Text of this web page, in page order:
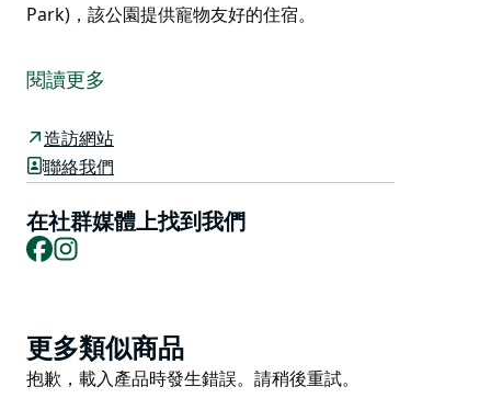
Park)，該公園提供寵物友好的住宿。
3 月開業，是當地人和帶著狗狗同伴的遊客的熱門去處。
讓你毛茸茸的朋友們自由漫步，看著他們帶著球奔跑、跳
躍和攀爬，穿過障礙物。
位於受歡迎的休閒勝地 Park Dam 的路上，毗鄰朱尼旅
遊公園 (Junee Tourism Park)，該公園提供寵物友好的
住宿。
閱讀更多
造訪網站
聯絡我們
在社群媒體上找到我們
Facebook
Product
List
更多類似商品
Product
抱歉，載入產品時發生錯誤。請稍後重試。